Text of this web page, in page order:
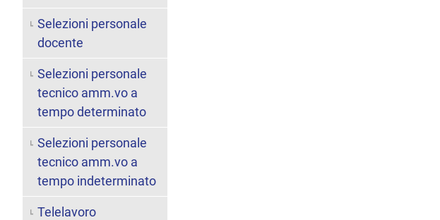
Selezioni personale
docente
Selezioni personale
tecnico amm.vo a
tempo determinato
Selezioni personale
tecnico amm.vo a
tempo indeterminato
Telelavoro